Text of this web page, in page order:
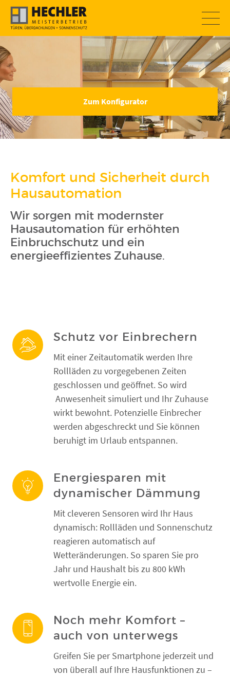
SOMMERAKTION
Zum Konfigurator
Komfort und Sicherheit durch
Hausautomation
Wir sorgen mit modernster
Hausautomation für erhöhten
Einbruchschutz und ein
energieeffizientes Zuhause.
Schutz vor Einbrechern
Mit einer Zeitautomatik werden Ihre
Rollläden zu vorgegebenen Zeiten
geschlossen und geöffnet. So wird
Anwesenheit simuliert und Ihr Zuhause
wirkt bewohnt. Potenzielle Einbrecher
werden abgeschreckt und Sie können
beruhigt im Urlaub entspannen.
Energiesparen mit
dynamischer Dämmung
Mit cleveren Sensoren wird Ihr Haus
dynamisch: Rollläden und Sonnenschutz
reagieren automatisch auf
Wetteränderungen. So sparen Sie pro
Jahr und Haushalt bis zu 800 kWh
wertvolle Energie ein.
Noch mehr Komfort –
auch von unterwegs
Greifen Sie per Smartphone jederzeit und
von überall auf Ihre Hausfunktionen zu –